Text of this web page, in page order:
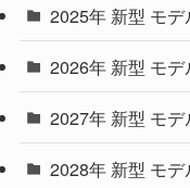
(9)
(4)
(1)
2025年 新型 モ
2026年 新型 モ
2027年 新型 モ
2028年 新型 モ